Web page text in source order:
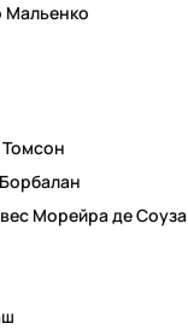
Мальенко
Морейра де Соуза